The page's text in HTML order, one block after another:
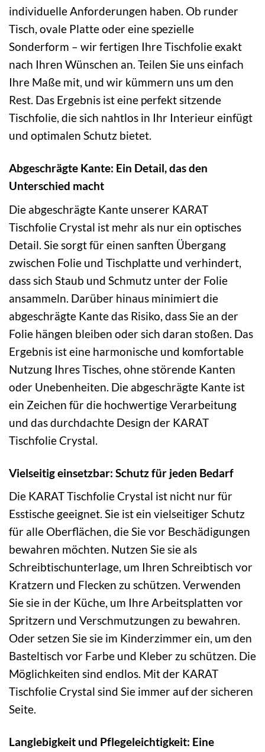
individuelle Anforderungen haben. Ob runder
Tisch, ovale Platte oder eine spezielle
Sonderform – wir fertigen Ihre Tischfolie exakt
nach Ihren Wünschen an. Teilen Sie uns einfach
Ihre Maße mit, und wir kümmern uns um den
Rest. Das Ergebnis ist eine perfekt sitzende
Tischfolie, die sich nahtlos in Ihr Interieur einfügt
und optimalen Schutz bietet.
Abgeschrägte Kante: Ein Detail, das den
Unterschied macht
Die abgeschrägte Kante unserer KARAT
Tischfolie Crystal ist mehr als nur ein optisches
Detail. Sie sorgt für einen sanften Übergang
zwischen Folie und Tischplatte und verhindert,
dass sich Staub und Schmutz unter der Folie
ansammeln. Darüber hinaus minimiert die
abgeschrägte Kante das Risiko, dass Sie an der
Folie hängen bleiben oder sich daran stoßen. Das
Ergebnis ist eine harmonische und komfortable
Nutzung Ihres Tisches, ohne störende Kanten
oder Unebenheiten. Die abgeschrägte Kante ist
ein Zeichen für die hochwertige Verarbeitung
und das durchdachte Design der KARAT
Tischfolie Crystal.
Vielseitig einsetzbar: Schutz für jeden Bedarf
Die KARAT Tischfolie Crystal ist nicht nur für
Esstische geeignet. Sie ist ein vielseitiger Schutz
für alle Oberflächen, die Sie vor Beschädigungen
bewahren möchten. Nutzen Sie sie als
Schreibtischunterlage, um Ihren Schreibtisch vor
Kratzern und Flecken zu schützen. Verwenden
Sie sie in der Küche, um Ihre Arbeitsplatten vor
Spritzern und Verschmutzungen zu bewahren.
Oder setzen Sie sie im Kinderzimmer ein, um den
Basteltisch vor Farbe und Kleber zu schützen. Die
Möglichkeiten sind endlos. Mit der KARAT
Tischfolie Crystal sind Sie immer auf der sicheren
Seite.
Langlebigkeit und Pflegeleichtigkeit: Eine